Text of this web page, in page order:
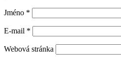
Jméno *
E-mail *
Webová stránka